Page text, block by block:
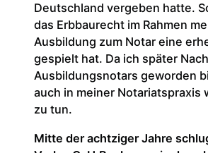
Deutschland vergeben hatte.
das Erbbaurecht im Rahmen
Ausbildung zum Notar eine
gespielt hat. Da ich später
Ausbildungsnotars geworden
auch in meiner Notariatspraxis
zu tun.
Mitte der achtziger Jahre